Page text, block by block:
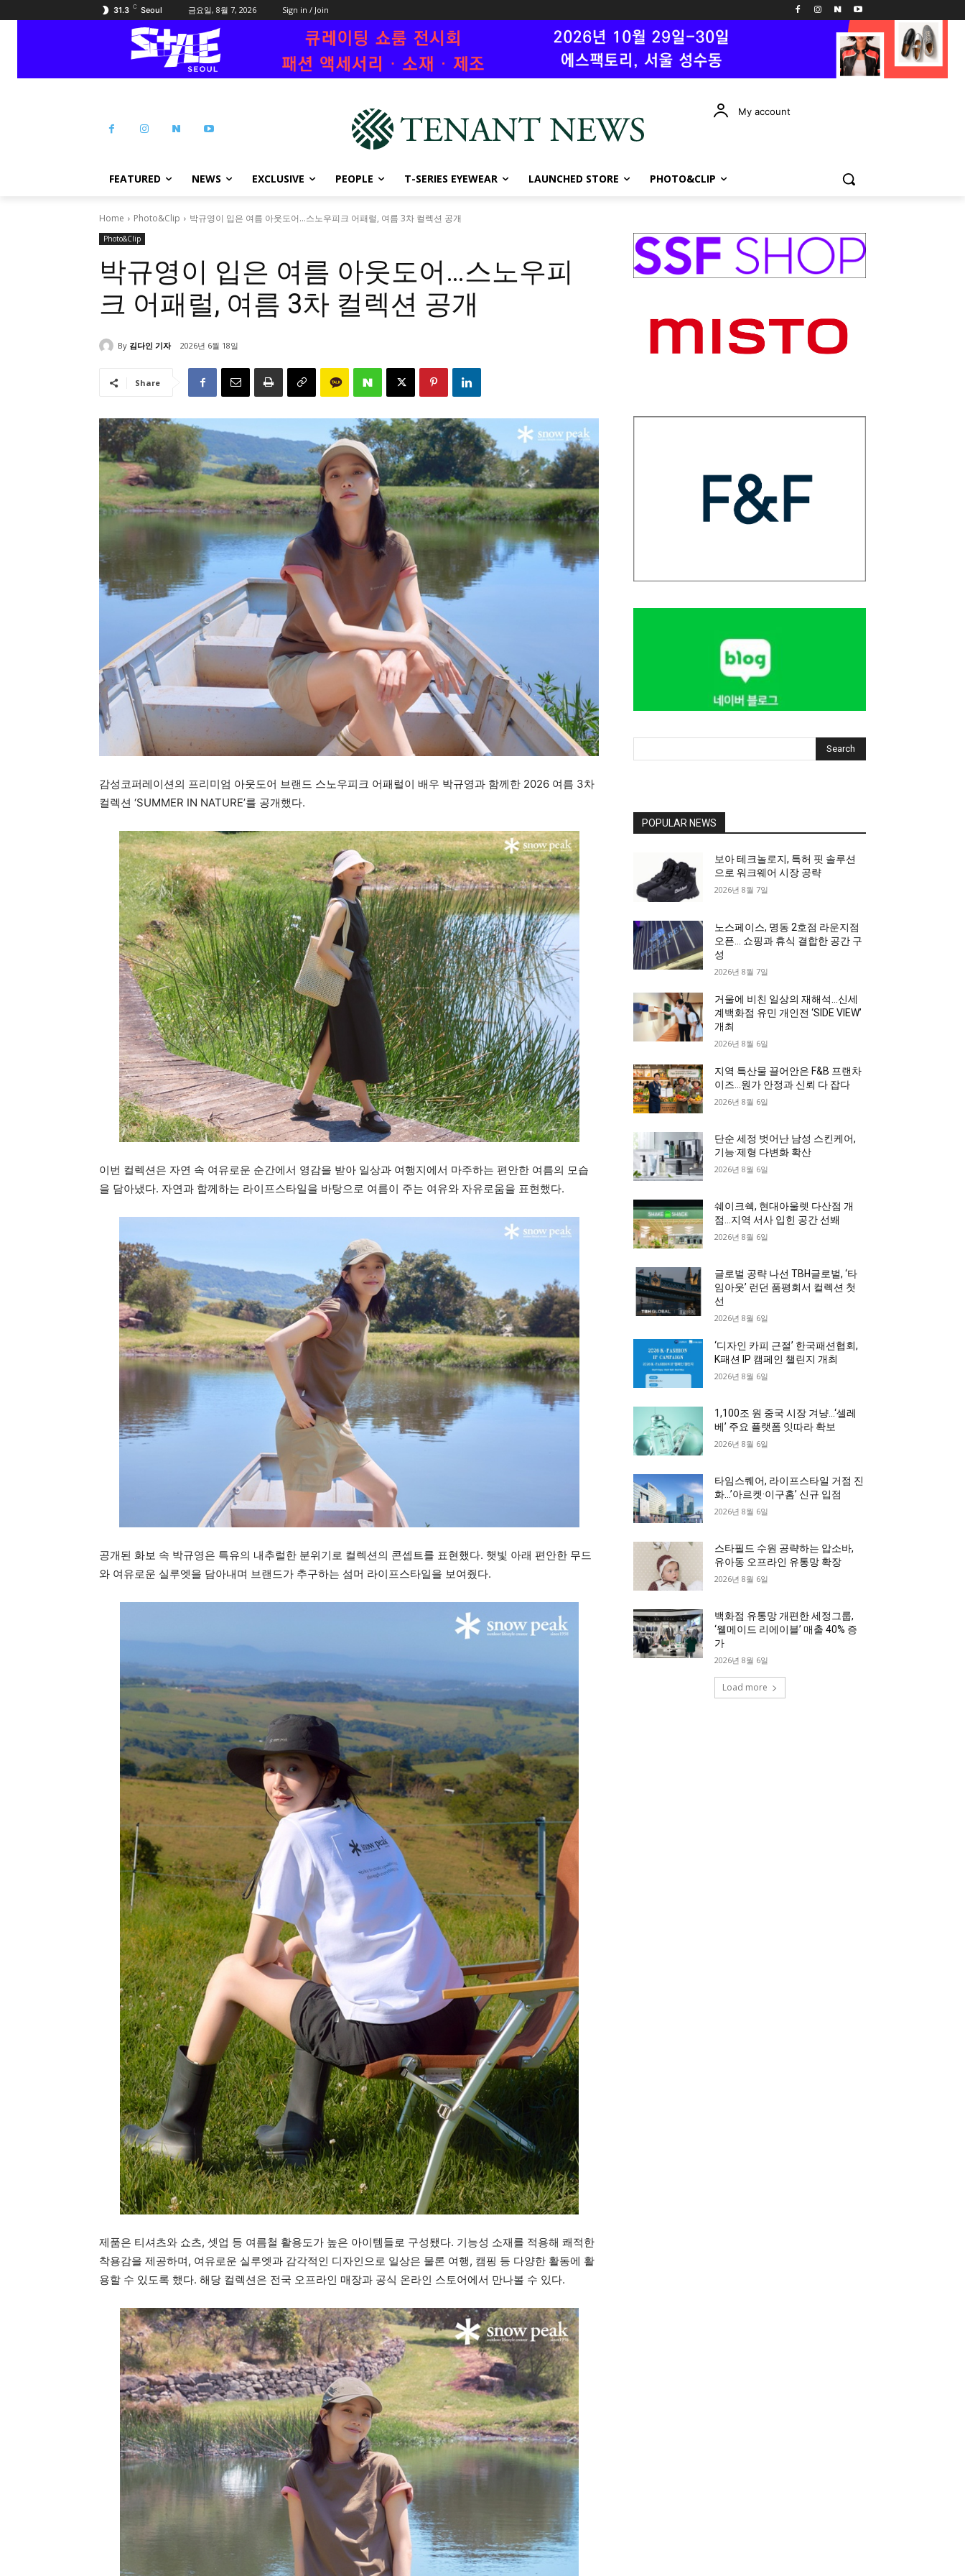
31.3 C Seoul 금요일, 8월 7, 2026 Sign in / Join
My account
FEATURED NEWS EXCLUSIVE PEOPLE T-SERIES EYEWEAR LAUNCHED STORE PHOTO&CLIP
Home Photo&Clip 박규영이 입은 여름 아웃도어…스노우피크 어패럴, 여름 3차 컬렉션 공개
Photo&Clip
박규영이 입은 여름 아웃도어…스노우피
크 어패럴, 여름 3차 컬렉션 공개
By 김다인 기자 2026년 6월 18일
Share
감성코퍼레이션의 프리미엄 아웃도어 브랜드 스노우피크 어패럴이 배우 박규영과 함께한 2026 여름 3차
컬렉션 ‘SUMMER IN NATURE’를 공개했다.
이번 컬렉션은 자연 속 여유로운 순간에서 영감을 받아 일상과 여행지에서 마주하는 편안한 여름의 모습
을 담아냈다. 자연과 함께하는 라이프스타일을 바탕으로 여름이 주는 여유와 자유로움을 표현했다.
공개된 화보 속 박규영은 특유의 내추럴한 분위기로 컬렉션의 콘셉트를 표현했다. 햇빛 아래 편안한 무드
와 여유로운 실루엣을 담아내며 브랜드가 추구하는 섬머 라이프스타일을 보여줬다.
제품은 티셔츠와 쇼츠, 셋업 등 여름철 활용도가 높은 아이템들로 구성됐다. 기능성 소재를 적용해 쾌적한
착용감을 제공하며, 여유로운 실루엣과 감각적인 디자인으로 일상은 물론 여행, 캠핑 등 다양한 활동에 활
용할 수 있도록 했다. 해당 컬렉션은 전국 오프라인 매장과 공식 온라인 스토어에서 만나볼 수 있다.
Search
POPULAR NEWS
보아 테크놀로지, 특허 핏 솔루션
으로 워크웨어 시장 공략
2026년 8월 7일
노스페이스, 명동 2호점 라운지점
오픈… 쇼핑과 휴식 결합한 공간 구
성
2026년 8월 7일
거울에 비친 일상의 재해석…신세
계백화점 유민 개인전 ‘SIDE VIEW’
개최
2026년 8월 6일
지역 특산물 끌어안은 F&B 프랜차
이즈…원가 안정과 신뢰 다 잡다
2026년 8월 6일
단순 세정 벗어난 남성 스킨케어,
기능·제형 다변화 확산
2026년 8월 6일
쉐이크쉑, 현대아울렛 다산점 개
점…지역 서사 입힌 공간 선봬
2026년 8월 6일
글로벌 공략 나선 TBH글로벌, ‘타
임아웃’ 런던 품평회서 컬렉션 첫
선
2026년 8월 6일
‘디자인 카피 근절’ 한국패션협회,
K패션 IP 캠페인 챌린지 개최
2026년 8월 6일
1,100조 원 중국 시장 겨냥…‘셀레
베’ 주요 플랫폼 잇따라 확보
2026년 8월 6일
타임스퀘어, 라이프스타일 거점 진
화…’아르켓·이구홈’ 신규 입점
2026년 8월 6일
스타필드 수원 공략하는 압소바,
유아동 오프라인 유통망 확장
2026년 8월 6일
백화점 유통망 개편한 세정그룹,
‘웰메이드 리에이블’ 매출 40% 증
가
2026년 8월 6일
Load more